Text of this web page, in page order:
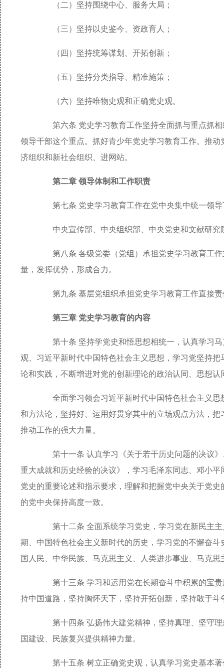
（二）坚持围绕中心、服务大局；
（三）坚持以史鉴今、资政育人；
（四）坚持统筹谋划、开拓创新；
（五）坚持分类指导、精准施策；
（六）坚持唯物史观和正确党史观。
第六条 党史学习教育工作坚持全面抓与重点抓相
领导干部这个重点。抓好青少年党史学习教育工作。推
济组织和新社会组织、进网站。
第二章 领导体制和工作职责
第七条 党史学习教育工作在党中央集中统一领导
中央宣传部、中央组织部、中央党史和文献研究
第八条 各级党委（党组）承担党史学习教育工作
量，发挥优势，形成合力。
第九条 基层党组织承担党史学习教育工作直接责
第三章 党史学习教育的内容
第十条 坚持学党史和悟思想相统一，认真学习马
观、习近平新时代中国特色社会主义思想，学习党坚持
论和实践，不断增进对党的创新理论的政治认同、思想
全面学习领会习近平新时代中国特色社会主义思
和方法论，坚持好、运用好贯穿其中的立场观点方法，
推动工作的强大力量。
第十一条 认真学习《关于若干历史问题的决议》
重大成就和历史经验的决议》，学习毛泽东同志、邓小
党史的重要论述和指示要求，理解和把握党中央关于党
的党中央保持高度一致。
第十二条 全面系统学习党史，学习党在新民主主
期、中国特色社会主义新时代的历史，学习党的不懈奋
国人民、中华民族、马克思主义、人类进步事业、马克
第十三条 学习和运用党在长期奋斗中积累的宝贵
持中国道路，坚持胸怀天下，坚持开拓创新，坚持敢于
第十四条 弘扬伟大建党精神，坚持真理、坚守理
国建设、民族复兴提供精神力量。
第十五条 树立正确党史观，认真学习党史基本著